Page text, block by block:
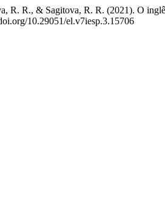
R. R., & Sagitova, R. R. (2021). O
10.29051/el.v7iesp.3.15706